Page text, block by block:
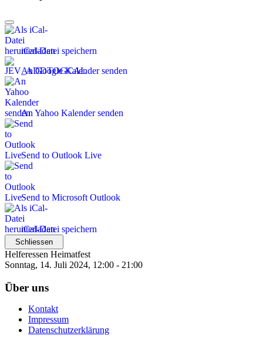
iCal-Datei speichern
An Google Kalender senden
An Yahoo Kalender senden
Send to Outlook Live
Send to Microsoft Outlook
iCal-Datei speichern
Schliessen
Helferessen Heimatfest
Sonntag, 14. Juli 2024, 12:00 - 21:00
Über uns
Kontakt
Impressum
Datenschutzerklärung